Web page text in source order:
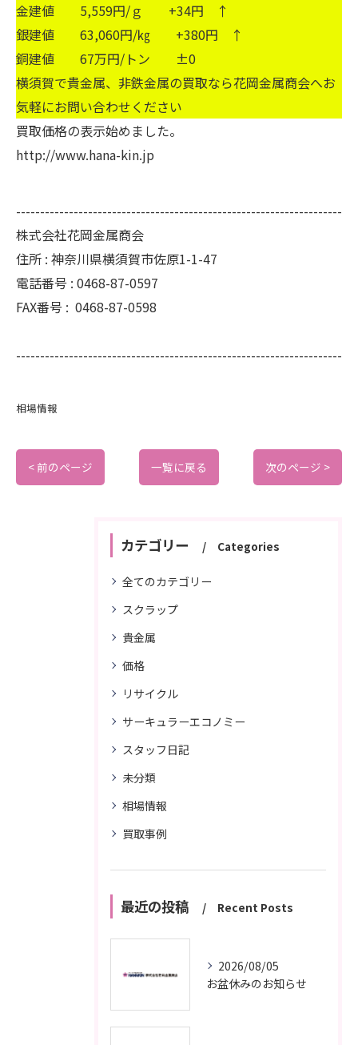
金建値 5,559円/ｇ +34円 ↑
銀建値 63,060円/㎏ +380円 ↑
銅建値 67万円/トン ±0
横須賀で貴金属、非鉄金属の買取なら花岡金属商会へお
気軽にお問い合わせください
買取価格の表示始めました。
http://www.hana-kin.jp
--------------------------------------------------------------------
株式会社花岡金属商会
住所 : 神奈川県横須賀市佐原1-1-47
電話番号 : 0468-87-0597
FAX番号 : 0468-87-0598
--------------------------------------------------------------------
相場情報
< 前のページ 一覧に戻る 次のページ >
カテゴリー Categories
全てのカテゴリー
スクラップ
貴金属
価格
リサイクル
サーキュラーエコノミー
スタッフ日記
未分類
相場情報
買取事例
最近の投稿 Recent Posts
2026/08/05
お盆休みのお知らせ